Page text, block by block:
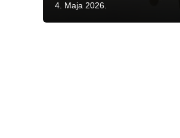
4. Maja 2026.